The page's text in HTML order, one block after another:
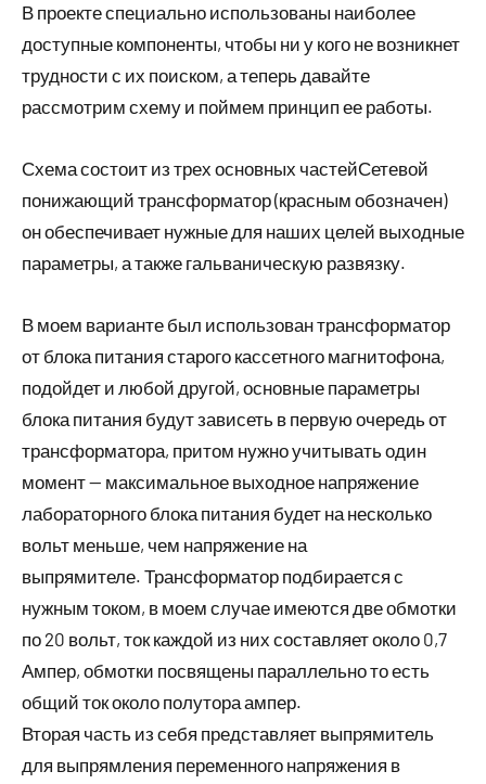
В проекте специально использованы наиболее
доступные компоненты, чтобы ни у кого не возникнет
трудности с их поиском, а теперь давайте
рассмотрим схему и поймем принцип ее работы.
Схема состоит из трех основных частейСетевой
понижающий трансформатор (красным обозначен)
он обеспечивает нужные для наших целей выходные
параметры, а также гальваническую развязку.
В моем варианте был использован трансформатор
от блока питания старого кассетного магнитофона,
подойдет и любой другой, основные параметры
блока питания будут зависеть в первую очередь от
трансформатора, притом нужно учитывать один
момент — максимальное выходное напряжение
лабораторного блока питания будет на несколько
вольт меньше, чем напряжение на
выпрямителе. Трансформатор подбирается с
нужным током, в моем случае имеются две обмотки
по 20 вольт, ток каждой из них составляет около 0,7
Ампер, обмотки посвящены параллельно то есть
общий ток около полутора ампер.
Вторая часть из себя представляет выпрямитель
для выпрямления переменного напряжения в